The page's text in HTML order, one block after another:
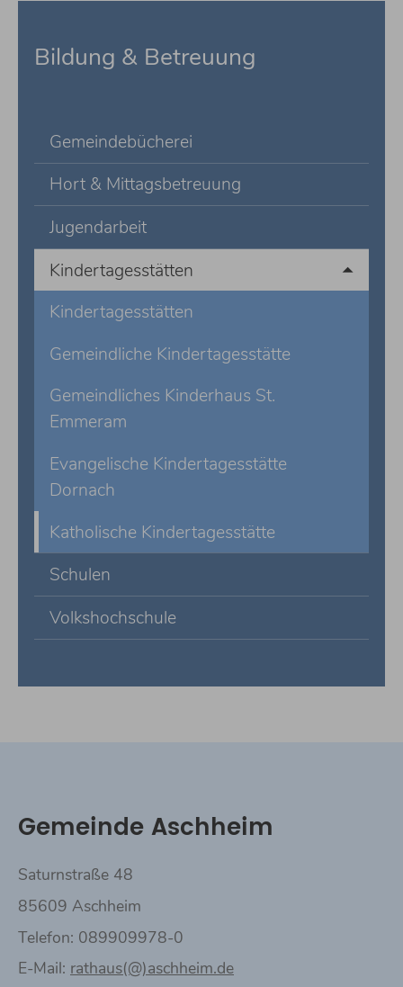
Bildung & Betreuung
Gemeindebücherei
Hort & Mittagsbetreuung
Jugendarbeit
Kindertagesstätten
Kindertagesstätten
Gemeindliche Kindertagesstätte
Gemeindliches Kinderhaus St.
Emmeram
Evangelische Kindertagesstätte
Dornach
Katholische Kindertagesstätte
Schulen
Volkshochschule
Gemeinde Aschheim
Saturnstraße 48
85609 Aschheim
Telefon: 089909978-0
E-Mail: rathaus(@)aschheim.de